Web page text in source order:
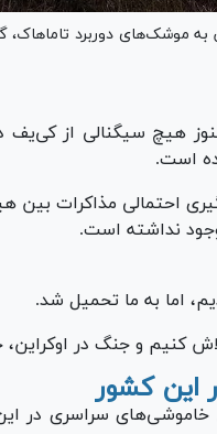
به موشک‌های دوربرد تاماهاک،
هیچ سیگنالی از کی‌یف
است.
احتمالی مذاکرات
نداشته است.
اما به ما تحمیل شد.
کنیم و جنگ در
این کشور
خاموشی‌های سراسری در